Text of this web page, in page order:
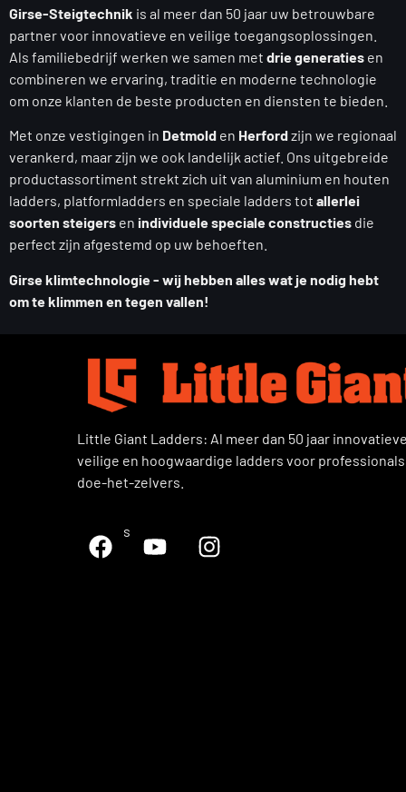
Girse-Steigtechnik is al meer dan 50 jaar uw betrouwbare
partner voor innovatieve en veilige toegangsoplossingen.
Als familiebedrijf werken we samen met drie generaties en
combineren we ervaring, traditie en moderne technologie
om onze klanten de beste producten en diensten te bieden.
Met onze vestigingen in Detmold en Herfordzijn we regionaal
verankerd, maar zijn we ook landelijk actief. Ons uitgebreide
productassortiment strekt zich uit van aluminium en houten
ladders, platformladders en speciale ladders tot allerlei
soorten steigers en individuele speciale constructies die
perfect zijn afgestemd op uw behoeften.
Girse klimtechnologie - wij hebben alles wat je nodig hebt
om te klimmen en tegen vallen!
Little Giant Ladders: Al meer dan 50 jaar
veilige en hoogwaardige ladders voor
doe-het-zelvers.
Volg ons